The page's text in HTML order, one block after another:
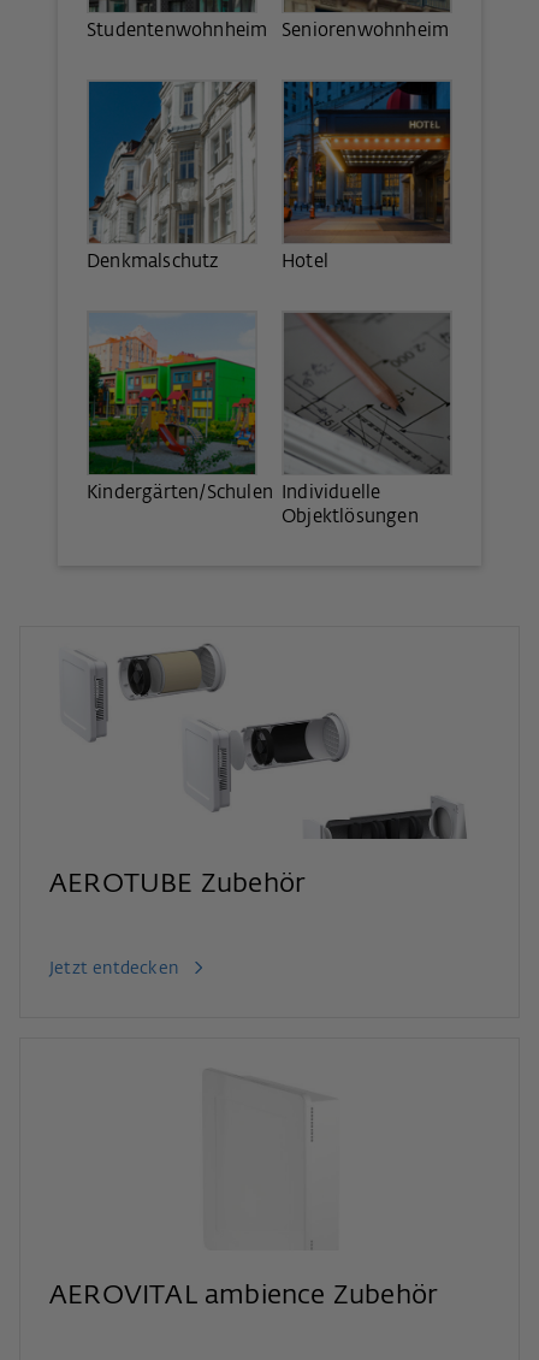
Studentenwohnheim Seniorenwohnheim
Denkmalschutz Hotel
Kindergärten/Schulen
Individuelle
Objektlösungen
AEROTUBE Zubehör
Jetzt entdecken
AEROVITAL ambience Zubehör